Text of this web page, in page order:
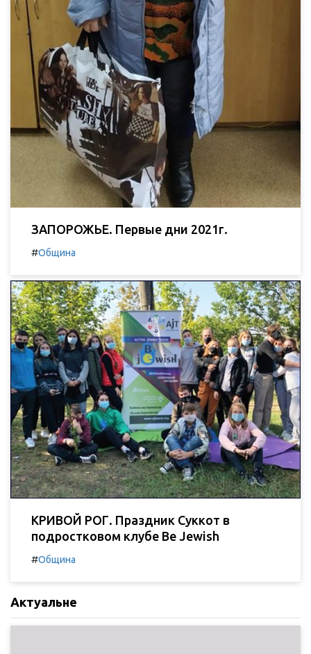
ЗАПОРОЖЬЕ. Первые дни 2021г.
#Община
КРИВОЙ РОГ. Праздник Суккот в
подростковом клубе Be Jewish
#Община
Актуальне